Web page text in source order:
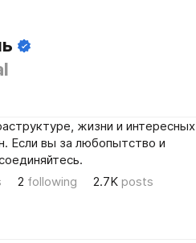
жизни и интересных
Если вы за любопытство и
2 following 2.7K posts